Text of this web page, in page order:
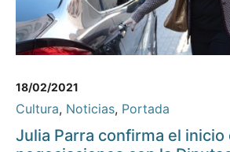
18/02/2021
Cultura, Noticias, Portada
Julia Parra confirma el inicio